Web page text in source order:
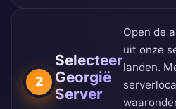
2
Selecteer
Georgië
Server
Open de
uit onze
landen.